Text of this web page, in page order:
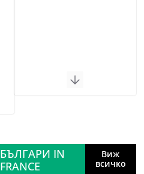
БЪЛГАРИ IN
FRANCE
Виж
всичко